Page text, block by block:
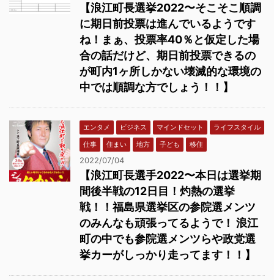
【浪江町長選挙2022〜そこそこ順調
に期日前投票は進んでいるようです
ね！まぁ、投票率40％と仮定した場
合の話だけど、期日前投票できるの
が町内1ヶ所しかない壊滅的な環境の
中では順調な方でしょう！！】
エンタメ ビジネス マインドセット
ライフスタイル
仕事
住まい 地方 子ども 移住
2022/07/04
【浪江町長選手2022〜本日は選挙期
間後半戦の12日目！灼熱の選挙
戦！！福島県選挙区の参院選メンツ
のみんなも頑張ってるようで！ 浪江
町の中でも参院選メンツらや政党選
挙カーがしっかり走ってます！！】